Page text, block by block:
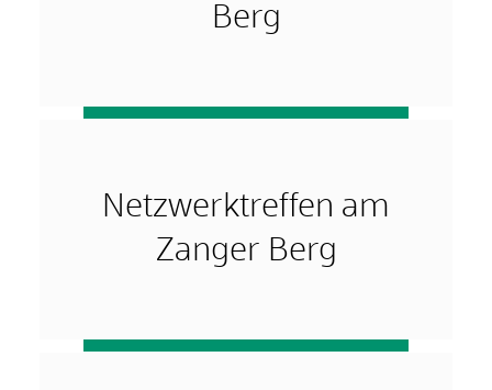
Berg
Netzwerktreffen am
Zanger Berg